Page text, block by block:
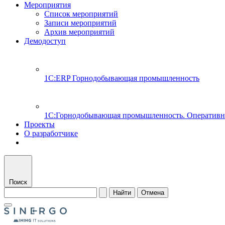
Мероприятия
Список мероприятий
Записи мероприятий
Архив мероприятий
Демодоступ
1С:ERP Горнодобывающая промышленность
1С:Горнодобывающая промышленность.
Проекты
О разработчике
Поиск
Найти
Отмена